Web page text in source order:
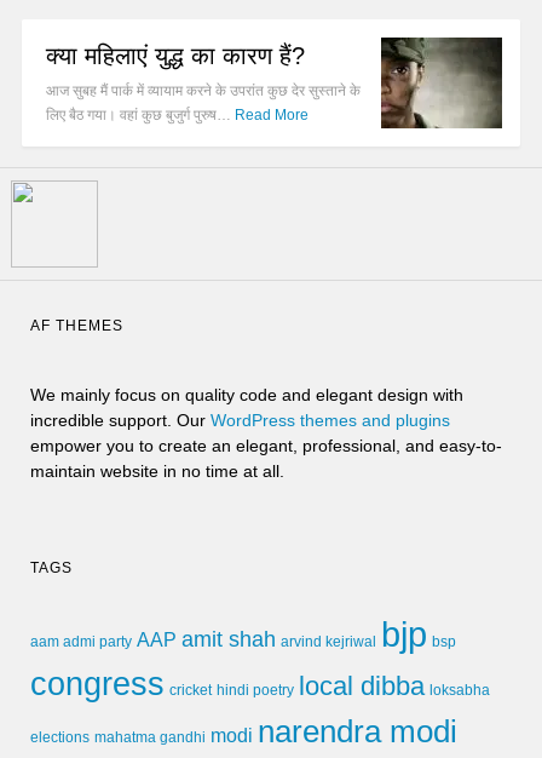
क्या महिलाएं युद्ध का कारण हैं?
आज सुबह मैं पार्क में व्यायाम करने के उपरांत कुछ देर सुस्ताने के
लिए बैठ गया। वहां कुछ बुजुर्ग पुरुष… Read More
AF THEMES
We mainly focus on quality code and elegant design with
incredible support. Our WordPress themes and plugins
empower you to create an elegant, professional, and easy-to-
maintain website in no time at all.
TAGS
aam admi party AAP amit shah arvind kejriwal bjp bsp
congress cricket hindi poetry local dibba loksabha
elections mahatma gandhi modi narendra modi